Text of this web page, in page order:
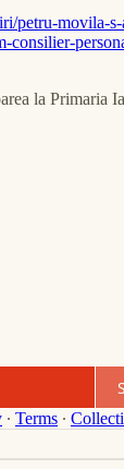
petru-movila-
consilier-
la Primaria
∙ Terms ∙